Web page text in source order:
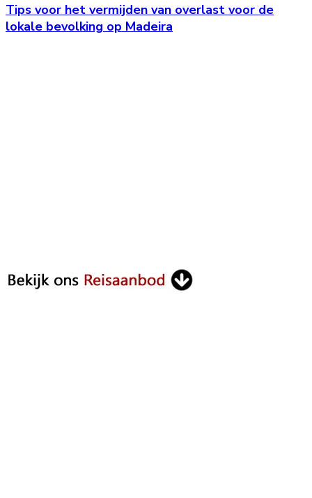
Tips voor het vermijden van overlast voor de
lokale bevolking op Madeira